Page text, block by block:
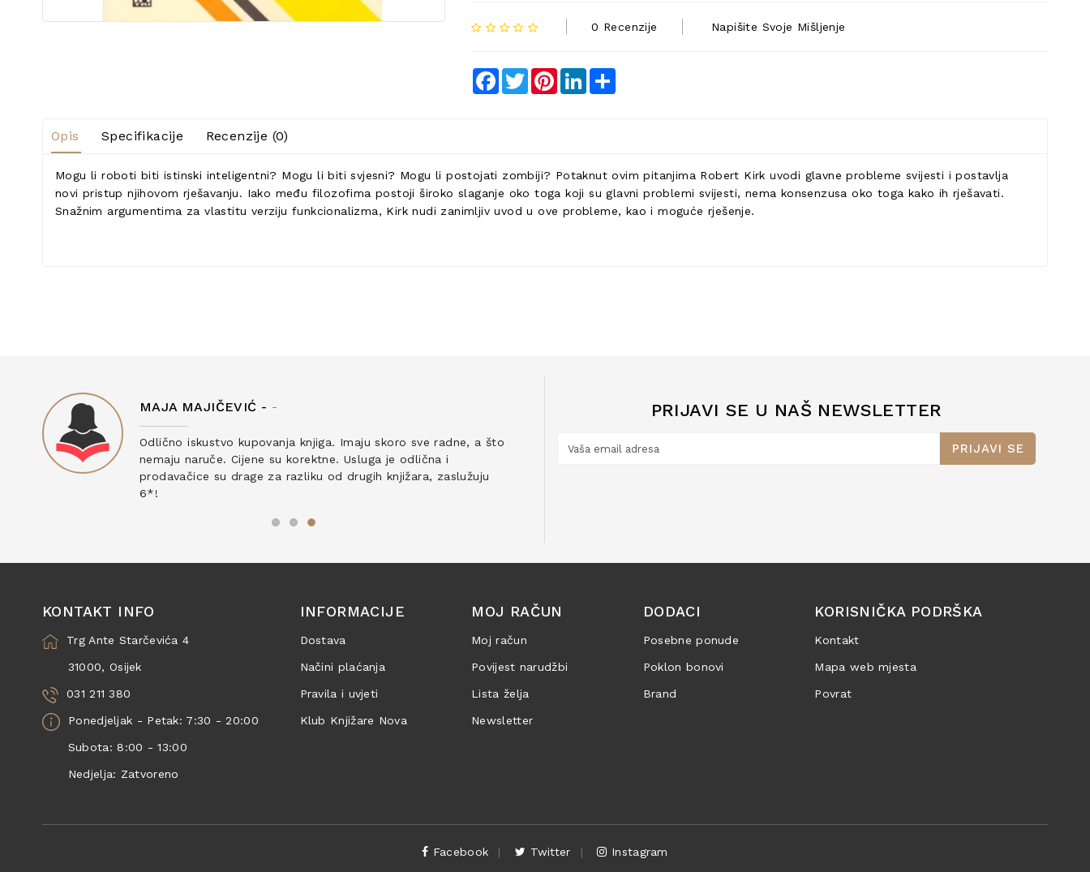
0 Recenzije Napišite Svoje Mišljenje
Facebook
TwitterPinterestLinkedIn
Opis Specifikacije Recenzije (0)
Mogu li roboti biti istinski inteligentni? Mogu li biti svjesni? Mogu li postojati zombiji? Potaknut ovim pitanjima Robert Kirk uvodi glavne probleme svijesti i postavlja
novi pristup njihovom rješavanju. Iako među filozofima postoji široko slaganje oko toga koji su glavni problemi svijesti, nema konsenzusa oko toga kako ih rješavati.
Snažnim argumentima za vlastitu verziju funkcionalizma, Kirk nudi zanimljiv uvod u ove probleme, kao i moguće rješenje.
MAJA MAJIČEVIĆ - -
Odlično iskustvo kupovanja knjiga. Imaju skoro sve radne, a što
nemaju naruče. Cijene su korektne. Usluga je odlična i
prodavačice su drage za razliku od drugih knjižara, zaslužuju
6*!
PRIJAVI SE U NAŠ NEWSLETTER
PRIJAVI SE
KONTAKT INFO
Trg Ante Starčevića 4
31000, Osijek
031 211 380
Ponedjeljak - Petak: 7:30 - 20:00
Subota: 8:00 - 13:00
Nedjelja: Zatvoreno
INFORMACIJE
Dostava
Načini plaćanja
Pravila i uvjeti
Klub Knjižare Nova
MOJ RAČUN
Moj račun
Povijest narudžbi
Lista želja
Newsletter
DODACI
Posebne ponude
Poklon bonovi
Brand
KORISNIČKA PODRŠKA
Kontakt
Mapa web mjesta
Povrat
Facebook Twitter Instagram